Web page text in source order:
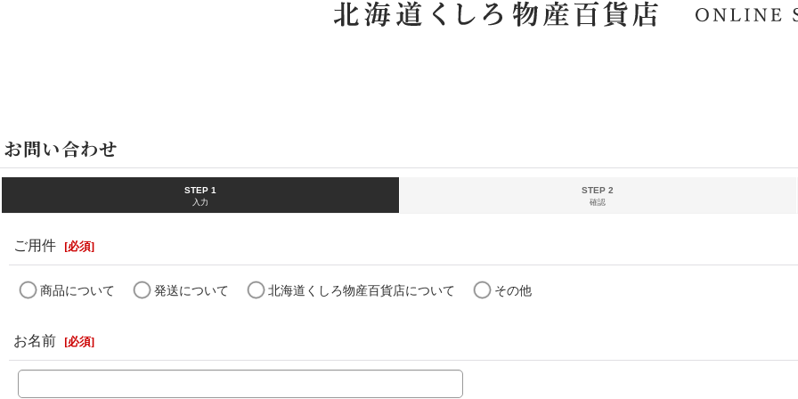
お問い合わせ
STEP 1
入力
STEP 2
確認
ご用件 [必須]
商品について 発送について 北海道くしろ物産百貨店について その他
お名前 [必須]